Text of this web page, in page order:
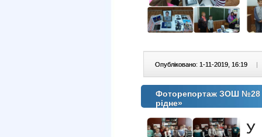
Опубліковано: 1-11-2019, 16:19 |
Фоторепортаж ЗОШ №28
рідне»
У